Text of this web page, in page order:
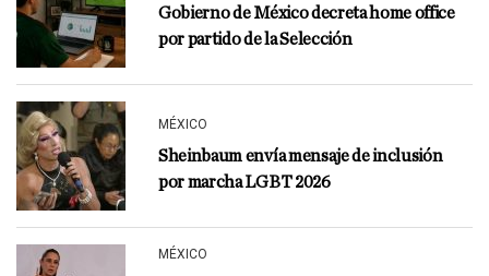
Gobierno de México decreta home office
por partido de la Selección
MÉXICO
Sheinbaum envía mensaje de inclusión
por marcha LGBT 2026
MÉXICO